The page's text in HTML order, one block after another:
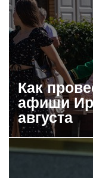
Как
афиши
августа